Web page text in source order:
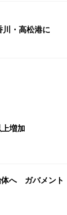
・高松港に
増加
へ ガバメント